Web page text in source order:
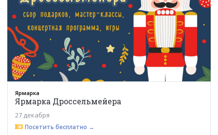
Ярмарка
Ярмарка Дроссельмейера
27 декабря
Посетить бесплатно →